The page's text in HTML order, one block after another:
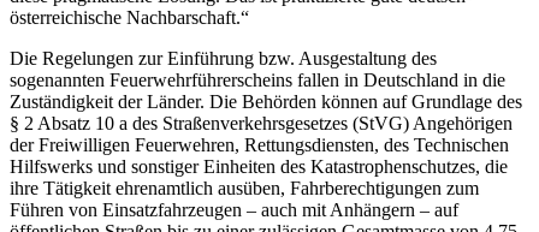
österreichische Nachbarschaft.“
Die Regelungen zur Einführung bzw. Ausgestaltung des
sogenannten Feuerwehrführerscheins fallen in Deutschland in die
Zuständigkeit der Länder. Die Behörden können auf Grundlage des
§ 2 Absatz 10 a des Straßenverkehrsgesetzes (StVG) Angehörigen
der Freiwilligen Feuerwehren, Rettungsdiensten, des Technischen
Hilfswerks und sonstiger Einheiten des Katastrophenschutzes, die
ihre Tätigkeit ehrenamtlich ausüben, Fahrberechtigungen zum
Führen von Einsatzfahrzeugen – auch mit Anhängern – auf